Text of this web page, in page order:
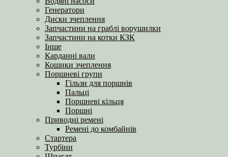
Генератори
Диски зчеплення
Запчастини на граблі ворушилки
Запчастини на котки КЗК
Інше
Карданні вали
Кошики зчеплення
Поршневі групи
Гільзи для поршнів
Пальці
Поршневі кільця
Поршні
Приводні ремені
Ремені до комбайнів
Стартера
Турбіни